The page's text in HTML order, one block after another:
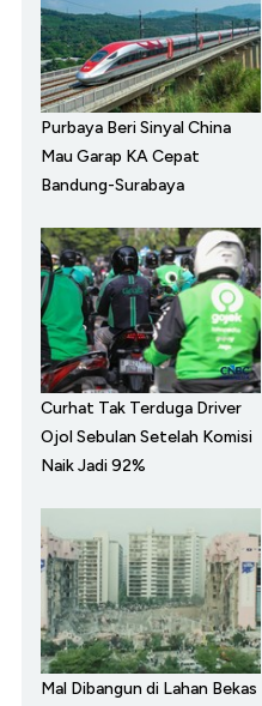
Purbaya Beri Sinyal China
Mau Garap KA Cepat
Bandung-Surabaya
Curhat Tak Terduga Driver
Ojol Sebulan Setelah Komisi
Naik Jadi 92%
Mal Dibangun di Lahan Bekas